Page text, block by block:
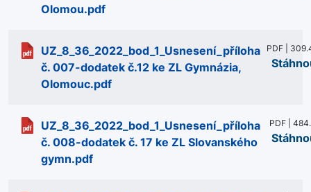
Olomou.pdf
UZ_8_36_2022_bod_1_Usnesení_příloha
č. 007-dodatek č.12 ke ZL Gymnázia,
Olomouc.pdf
PDF |
UZ_8_36_2022_bod_1_Usnesení_příloha
č. 008-dodatek č. 17 ke ZL Slovanského
gymn.pdf
PDF |